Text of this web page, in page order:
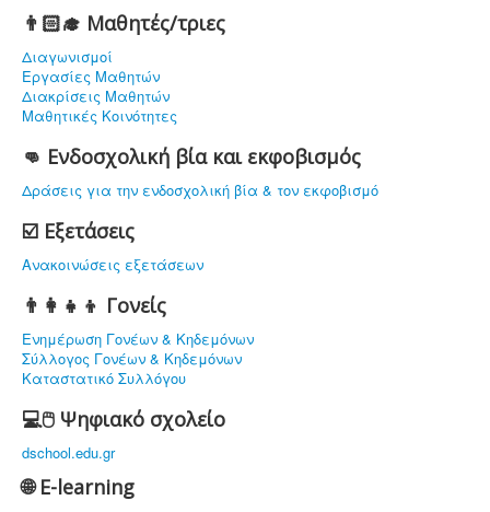
👨🏻‍🎓 Μαθητές/τριες
Διαγωνισμοί
Εργασίες Μαθητών
Διακρίσεις Μαθητών
Μαθητικές Κοινότητες
👊 Ενδοσχολική βία και εκφοβισμός
Δράσεις για την ενδοσχολική βία & τον εκφοβισμό
☑️ Εξετάσεις
Ανακοινώσεις εξετάσεων
👨‍👩‍👧‍👦 Γονείς
Ενημέρωση Γονέων & Κηδεμόνων
Σύλλογος Γονέων & Κηδεμόνων
Καταστατικό Συλλόγου
💻🖱️ Ψηφιακό σχολείο
dschool.edu.gr
🌐 E-learning